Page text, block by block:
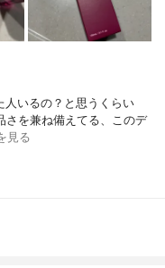
いるの？と思うくらい
さを兼ね備えてる、このデ
見る